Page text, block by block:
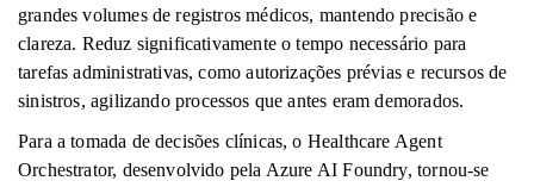
grandes volumes de registros médicos, mantendo precisão e
clareza. Reduz significativamente o tempo necessário para
tarefas administrativas, como autorizações prévias e recursos de
sinistros, agilizando processos que antes eram demorados.
Para a tomada de decisões clínicas, o Healthcare Agent
Orchestrator, desenvolvido pela Azure AI Foundry, tornou-se